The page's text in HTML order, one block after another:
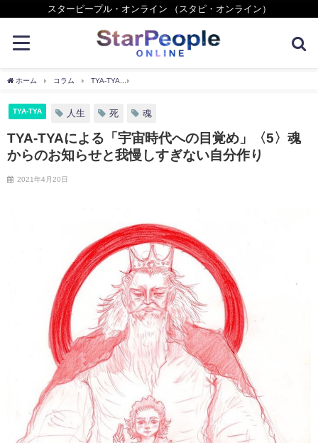
スターピープル・オンライン （スタピ・オンライン）
ホーム コラム TYA-TYA
TYA-TYA 人生 死 魂
TYA-TYAによる「宇宙時代への目覚め」〈5〉魂
からのお知らせと我慢しすぎない自分作り
2021年4月20日